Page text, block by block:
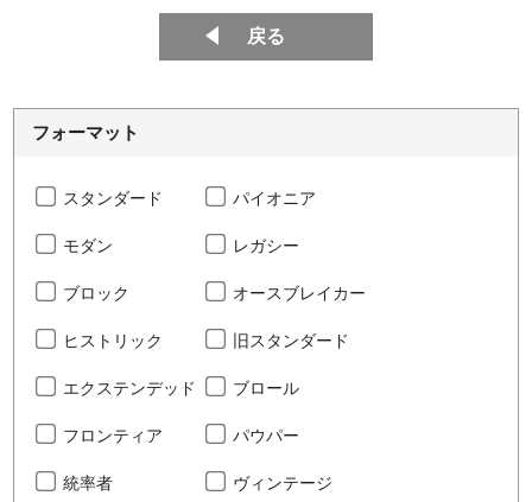
戻る
フォーマット
スタンダード パイオニア
モダン レガシー
ブロック オースブレイカー
ヒストリック 旧スタンダード
エクステンデッド ブロール
フロンティア パウパー
統率者 ヴィンテージ